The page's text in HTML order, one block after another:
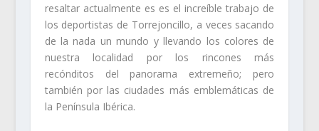
resaltar actualmente es es el increíble trabajo de
los deportistas de Torrejoncillo, a veces sacando
de la nada un mundo y llevando los colores de
nuestra localidad por los rincones más
recónditos del panorama extremeño; pero
también por las ciudades más emblemáticas de
la Península Ibérica.